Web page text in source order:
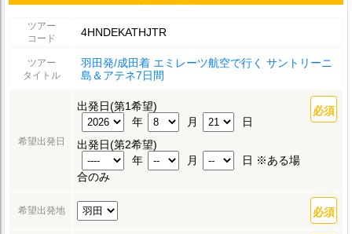
ツアー
コード
4HNDEKATHJTR
ツアー
タイトル
羽田発/成田着 エミレーツ航空で行く サントリーニ
島＆アテネ7日間
希望出発日
出発日(第1希望)
年
月
日
出発日(第2希望)
年
月
日 ※ある場
合のみ
希望出発地